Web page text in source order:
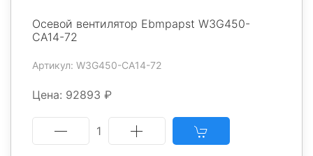
Осевой вентилятор Ebmpapst W3G450-
CA14-72
Артикул: W3G450-CA14-72
Цена: 92893 ₽
1